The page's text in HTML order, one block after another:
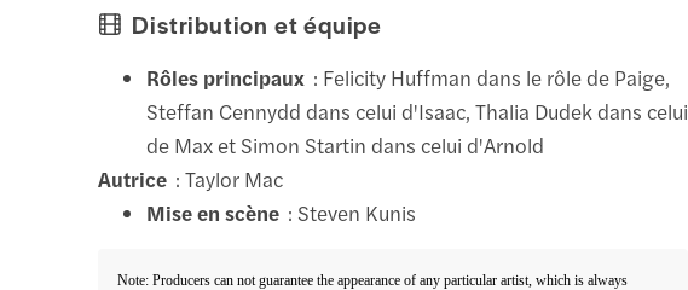
Distribution et équipe
Rôles principaux : Felicity Huffman dans le rôle de Paige,
Steffan Cennydd dans celui d'Isaac, Thalia Dudek dans celui
de Max et Simon Startin dans celui d'Arnold
Autrice : Taylor Mac
Mise en scène : Steven Kunis
Note: Producers can not guarantee the appearance of any particular artist, which is always